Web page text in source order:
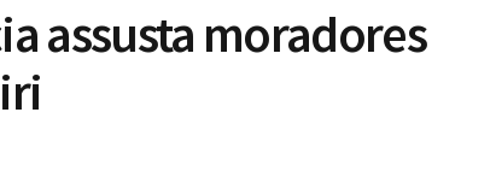
assusta moradores